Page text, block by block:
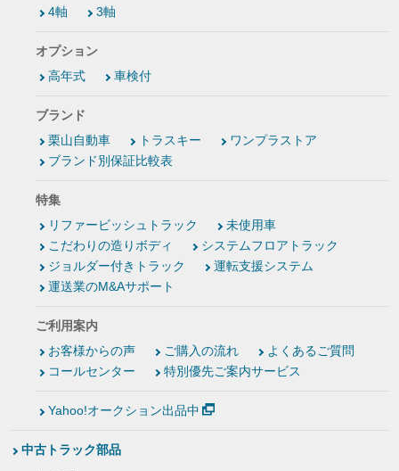
4軸
3軸
オプション
高年式
車検付
ブランド
栗山自動車
トラスキー
ワンプラストア
ブランド別保証比較表
特集
リファービッシュトラック
未使用車
こだわりの造りボディ
システムフロアトラック
ジョルダー付きトラック
運転支援システム
運送業のM&Aサポート
ご利用案内
お客様からの声
ご購入の流れ
よくあるご質問
コールセンター
特別優先ご案内サービス
Yahoo!オークション出品中
中古トラック部品